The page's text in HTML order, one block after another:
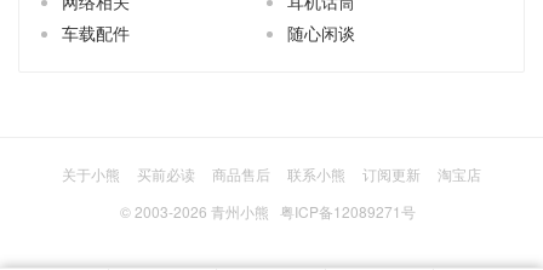
车载配件
随心闲谈
关于小熊 买前必读 商品售后 联系小熊 订阅更新
淘宝店
© 2003-2026 青州小熊 粤ICP备12089271号